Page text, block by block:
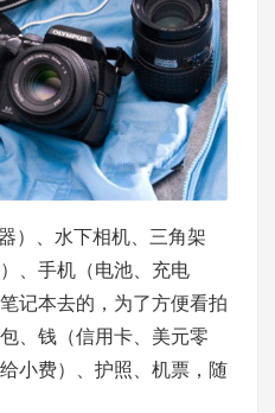
）、水下相机、三角架
、手机（电池、充电
记本去的，为了方便看拍
、钱（信用卡、美元零
小费）、护照、机票，随